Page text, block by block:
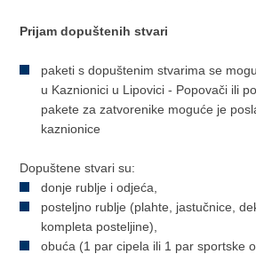
Prijam dopuštenih stvari
paketi s dopuštenim stvarima se
u Kaznionici u Lipovici - Popovači ili
pakete za zatvorenike moguće je
kaznionice
Dopuštene stvari su:
donje rublje i odjeća,
posteljno rublje (plahte, jastučnice,
kompleta posteljine),
obuća (1 par cipela ili 1 par sportske